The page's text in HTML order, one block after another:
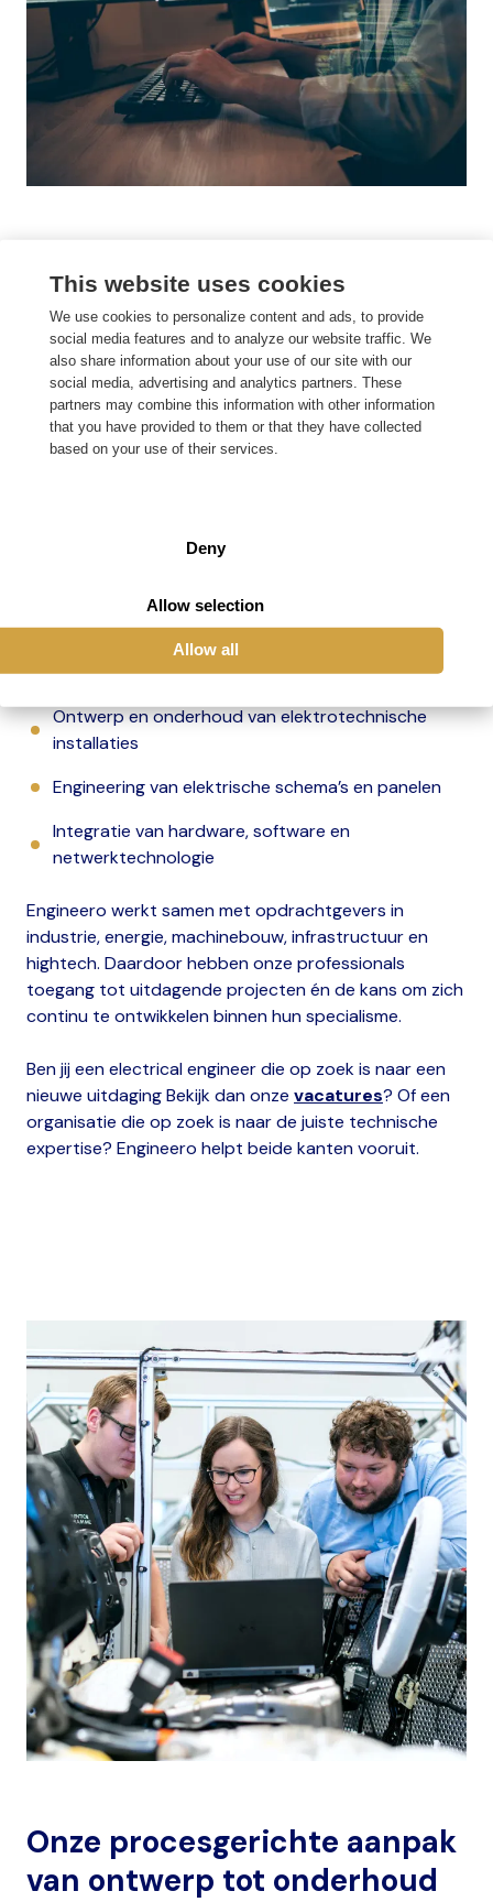
This website uses cookies
We use cookies to personalize content and ads, to provide
social media features and to analyze our website traffic. We
also share information about your use of our site with our
social media, advertising and analytics partners. These
partners may combine this information with other information
that you have provided to them or that they have collected
based on your use of their services.
Deny
Allow selection
Allow all
Electrical engineering
binnen Engineero
Bij Engineero zien we electrical engineering als één van
de kerngebieden binnen de techniek. We brengen
engineers en bedrijven samen — niet alleen om
vacatures te vervullen, maar om innovatie te
engineering werken aan uiteenlopende projecten,
Ontwikkeling van duurzame energie-installaties
Automatisering van productieprocessen
Ontwerp en onderhoud van elektrotechnische
installaties
Engineering van elektrische schema’s en panelen
Integratie van hardware, software en
netwerktechnologie
Engineero werkt samen met opdrachtgevers in
industrie, energie, machinebouw, infrastructuur en
hightech. Daardoor hebben onze professionals
toegang tot uitdagende projecten én de kans om zich
continu te ontwikkelen binnen hun specialisme.
Ben jij een electrical engineer die op zoek is naar een
nieuwe uitdaging Bekijk dan onze vacatures? Of een
organisatie die op zoek is naar de juiste technische
expertise? Engineero helpt beide kanten vooruit.
Onze procesgerichte aanpak
van ontwerp tot onderhoud